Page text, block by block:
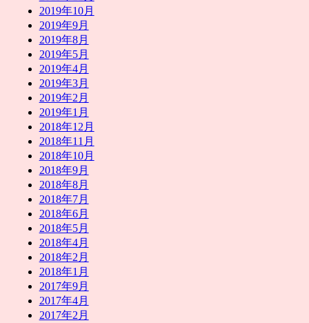
2019年10月
2019年9月
2019年8月
2019年5月
2019年4月
2019年3月
2019年2月
2019年1月
2018年12月
2018年11月
2018年10月
2018年9月
2018年8月
2018年7月
2018年6月
2018年5月
2018年4月
2018年2月
2018年1月
2017年9月
2017年4月
2017年2月